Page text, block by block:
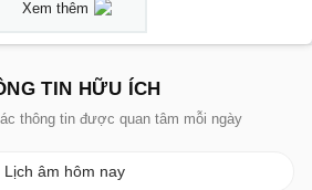
Xem thêm
TIN HỮU ÍCH
thông tin được quan tâm mỗi ngày
Lịch âm hôm nay